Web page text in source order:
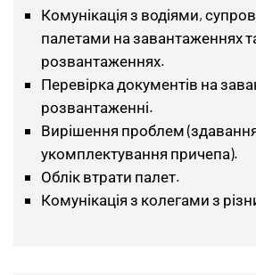
Комунікація з водіями,
палетами на завантаженнях
розвантаженнях.
Перевірка документів на
розвантаженні.
Вирішення проблем
укомплектування причепа).
Облік втрати палет.
Комунікація з колегами з